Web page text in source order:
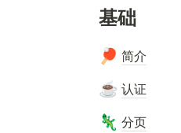
基础
🏓 简介
☕ 认证
🦎 分页